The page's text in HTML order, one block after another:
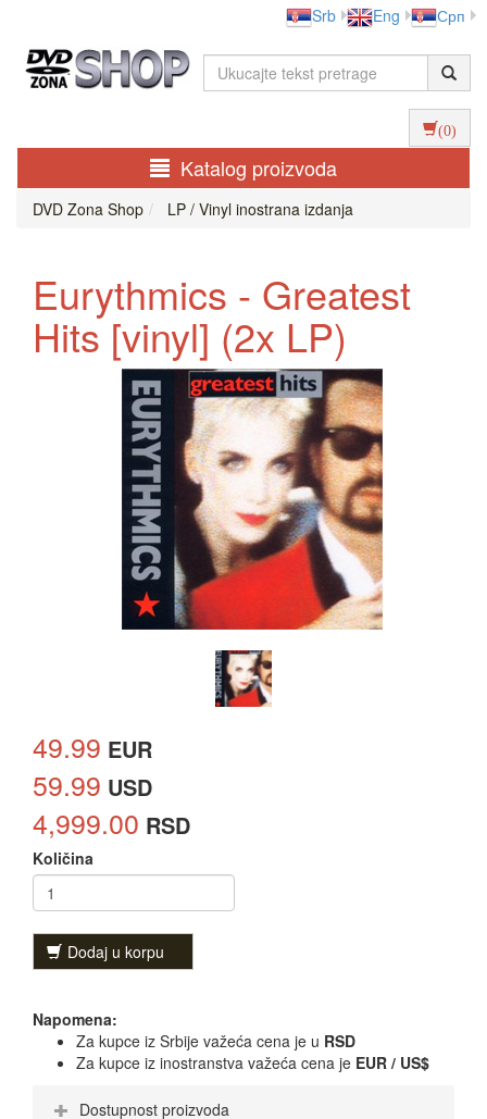
Srb Eng Срп
(0)
Katalog proizvoda
DVD Zona Shop LP / Vinyl inostrana izdanja
Eurythmics - Greatest
Hits [vinyl] (2x LP)
49.99 EUR
59.99 USD
4,999.00 RSD
Količina
Dodaj u korpu
Napomena:
Za kupce iz Srbije važeća cena je u RSD
Za kupce iz inostranstva važeća cena je EUR / US$
Dostupnost proizvoda